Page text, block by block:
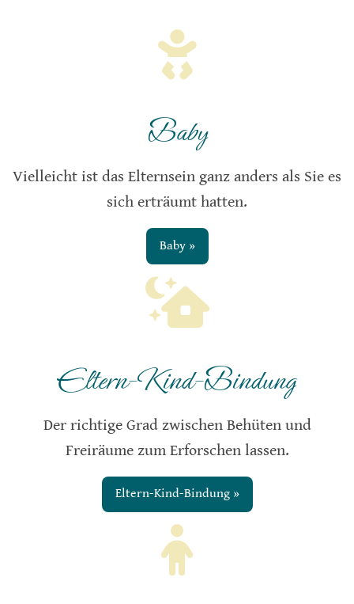
Baby
Vielleicht ist das Elternsein ganz anders als Sie es
sich erträumt hatten.
Baby »
Eltern-Kind-Bindung
Der richtige Grad zwischen Behüten und
Freiräume zum Erforschen lassen.
Eltern-Kind-Bindung »